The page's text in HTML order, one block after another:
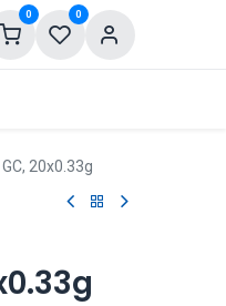
0 0
20x0.33g